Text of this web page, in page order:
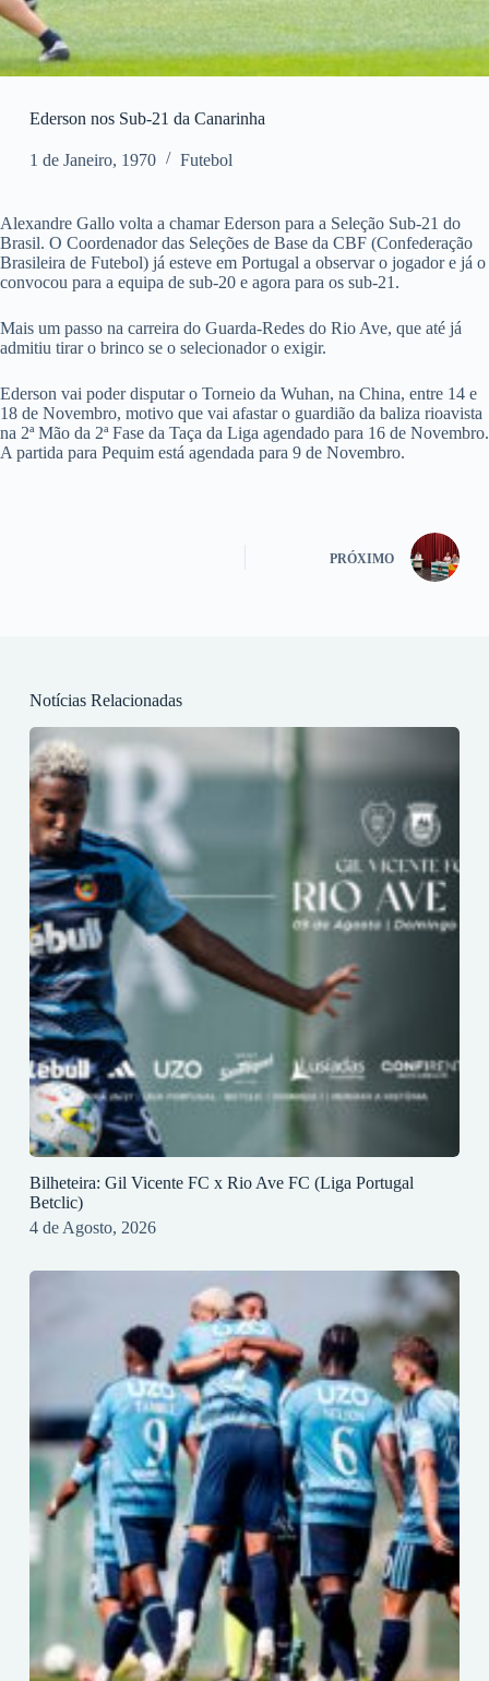
Ederson nos Sub-21 da Canarinha
1 de Janeiro, 1970 Futebol
Alexandre Gallo volta a chamar Ederson para a Seleção Sub-21 do
Brasil. O Coordenador das Seleções de Base da CBF (Confederação
Brasileira de Futebol) já esteve em Portugal a observar o jogador e já o
convocou para a equipa de sub-20 e agora para os sub-21.
Mais um passo na carreira do Guarda-Redes do Rio Ave, que até já
admitiu tirar o brinco se o selecionador o exigir.
Ederson vai poder disputar o Torneio da Wuhan, na China, entre 14 e
18 de Novembro, motivo que vai afastar o guardião da baliza rioavista
na 2ª Mão da 2ª Fase da Taça da Liga agendado para 16 de Novembro.
A partida para Pequim está agendada para 9 de Novembro.
PRÓXIMO
Notícias Relacionadas
Bilheteira: Gil Vicente FC x Rio Ave FC (Liga Portugal
Betclic)
4 de Agosto, 2026